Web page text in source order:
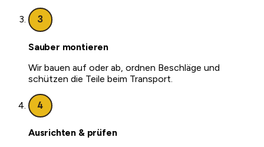
3
Sauber montieren
Wir bauen auf oder ab, ordnen Beschläge und
schützen die Teile beim Transport.
4
Ausrichten & prüfen